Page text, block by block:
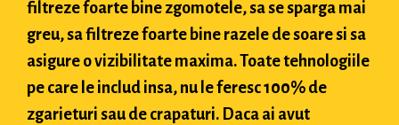
filtreze foarte bine zgomotele, sa se sparga mai
greu, sa filtreze foarte bine razele de soare si sa
asigure o vizibilitate maxima. Toate tehnologiile
pe care le includ insa, nu le feresc 100% de
zgarieturi sau de crapaturi. Daca ai avut